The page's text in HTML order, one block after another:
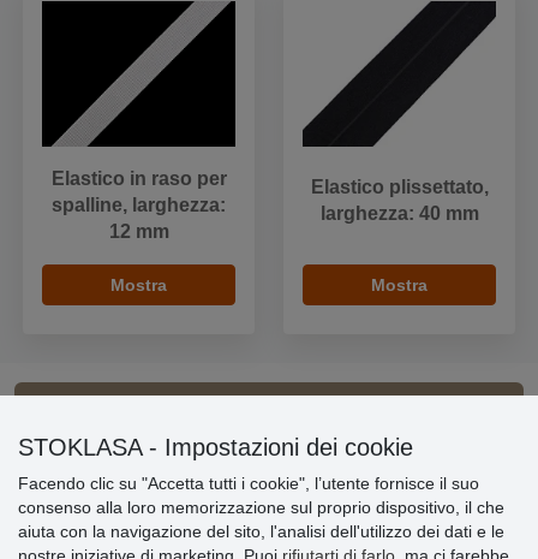
Elastico in raso per
spalline, larghezza:
12 mm
Mostra
Elastico plissettato,
larghezza: 40 mm
Mostra
Informazioni importanti
» Impostazioni dei cookie
» Termini & Condizioni
» Informativa sulla Privacy
STOKLASA - Impostazioni dei cookie
Facendo clic su "Accetta tutti i cookie", l’utente fornisce il suo
consenso alla loro memorizzazione sul proprio dispositivo, il che
aiuta con la navigazione del sito, l'analisi dell'utilizzo dei dati e le